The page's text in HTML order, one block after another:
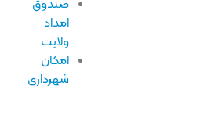
صندوق
امداد
ولایت
امکان
شهرداری